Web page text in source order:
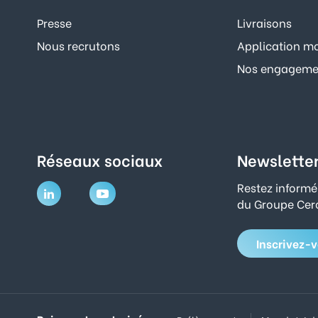
Presse
Nous recrutons
Livraisons
Application
Nos
Réseaux sociaux
Restez
du Groupe
Inscrivez-